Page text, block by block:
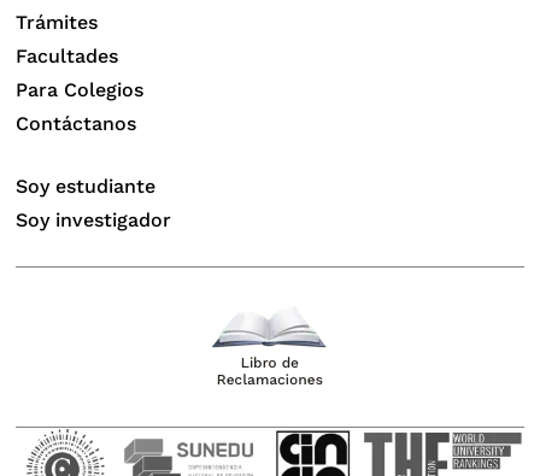
Trámites
Facultades
Para Colegios
Contáctanos
Soy estudiante
Soy investigador